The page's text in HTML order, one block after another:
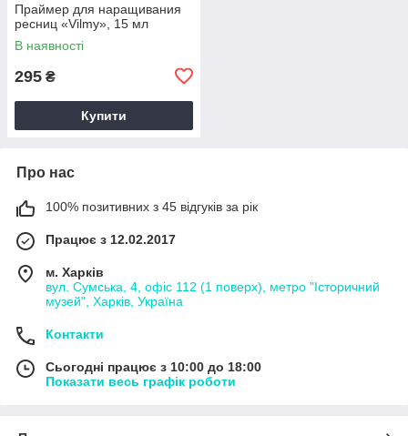
Праймер для наращивания
ресниц «Vilmy», 15 мл
В наявності
295 ₴
Купити
Про нас
100% позитивних з 45 відгуків за рік
Працює з 12.02.2017
м. Харків
вул. Сумська, 4, офіс 112 (1 поверх), метро "Історичний
музей", Харків, Україна
Контакти
Сьогодні працює з 10:00 до 18:00
Показати весь графік роботи